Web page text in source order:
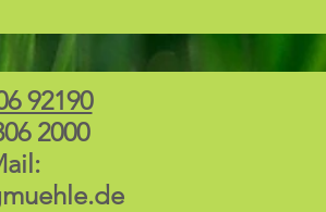
92190
2000